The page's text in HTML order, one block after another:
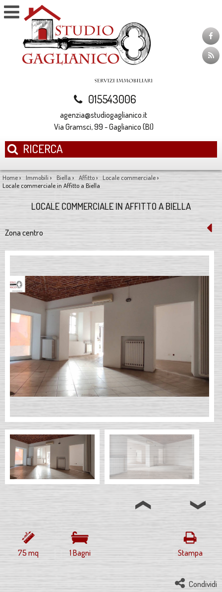
015543006
agenzia@studiogaglianico.it
Via Gramsci, 99 - Gaglianico (BI)
RICERCA
Home› Immobili › Biella › Affitto› Locale commerciale›
Locale commerciale in Affitto a Biella
LOCALE COMMERCIALE IN AFFITTO A BIELLA
Zona centro
75 mq 1 Bagni Stampa
Condividi